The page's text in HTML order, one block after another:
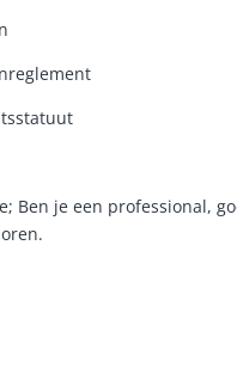
Ben je een professional,